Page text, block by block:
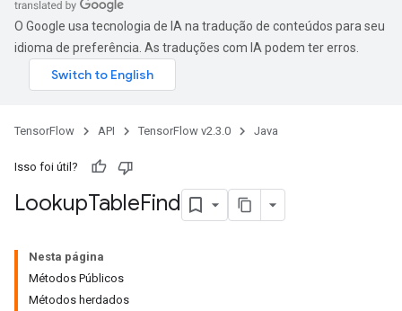
O Google usa tecnologia de IA na tradução de conteúdos para seu
idioma de preferência. As traduções com IA podem ter erros.
TensorFlow API TensorFlow v2.3.0 Java
Isso foi útil?
LookupTableFind
Nesta página
Métodos Públicos
Métodos herdados